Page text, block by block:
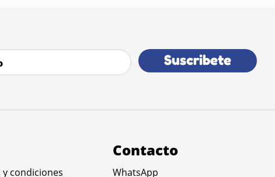
Suscribete
condiciones
Contacto
WhatsApp